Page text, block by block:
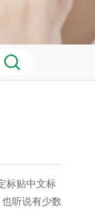
标贴中文标
听说有少数